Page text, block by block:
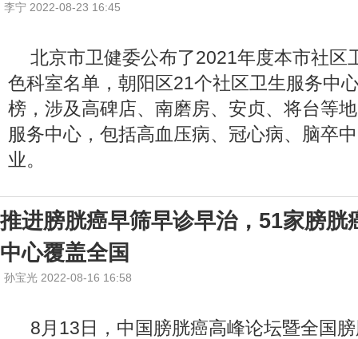
李宁 2022-08-23 16:45
北京市卫健委公布了2021年度本市社区
色科室名单，朝阳区21个社区卫生服务中
榜，涉及高碑店、南磨房、安贞、将台等
服务中心，包括高血压病、冠心病、脑卒
业。
推进膀胱癌早筛早诊早治，51家膀胱
中心覆盖全国
孙宝光 2022-08-16 16:58
8月13日，中国膀胱癌高峰论坛暨全国